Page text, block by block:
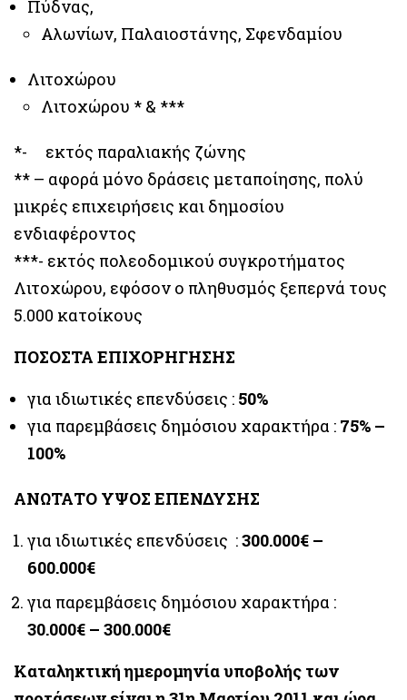
Πύδνας,
Αλωνίων, Παλαιοστάνης, Σφενδαμίου
Λιτοχώρου
Λιτοχώρου * & ***
*- εκτός παραλιακής ζώνης
** – αφορά μόνο δράσεις μεταποίησης, πολύ
μικρές επιχειρήσεις και δημοσίου
ενδιαφέροντος
***- εκτός πολεοδομικού συγκροτήματος
Λιτοχώρου, εφόσον ο πληθυσμός ξεπερνά τους
5.000 κατοίκους
ΠΟΣΟΣΤΑ ΕΠΙΧΟΡΗΓΗΣΗΣ
για ιδιωτικές επενδύσεις : 50%
για παρεμβάσεις δημόσιου χαρακτήρα : 75% –
100%
ΑΝΩΤΑΤΟ ΥΨΟΣ ΕΠΕΝΔΥΣΗΣ
για ιδιωτικές επενδύσεις :300.000€ –
600.000€
για παρεμβάσεις δημόσιου χαρακτήρα :
30.000€ – 300.000€
Καταληκτική ημερομηνία υποβολής των